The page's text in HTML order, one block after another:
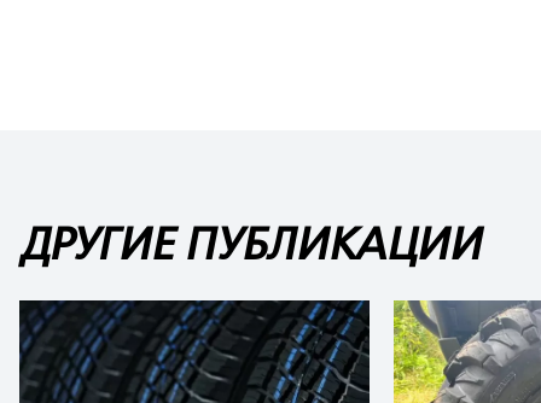
ДРУГИЕ ПУБЛИКАЦИИ